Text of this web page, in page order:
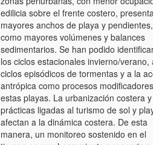
edilicia sobre el frente costero,
mayores anchos de playa y pendientes,
como mayores volúmenes y balances
sedimentarios. Se han podido identificar a
los ciclos estacionales invierno/verano, a
ciclos episódicos de tormentas y a la
antrópica como procesos modificadores
estas playas. La urbanización costera y
prácticas ligadas al turismo de sol y playa
afectan a la dinámica costera. De esta
manera, un monitoreo sostenido en el